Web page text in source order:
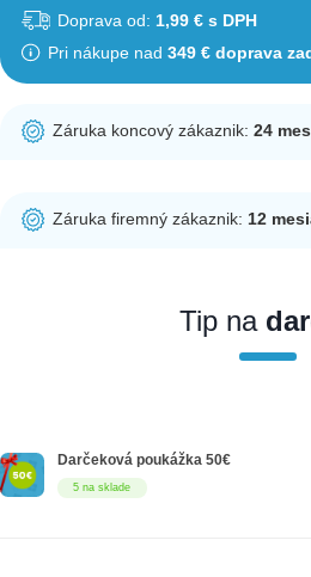
Doprava od: 1,99 € s DPH
Pri nákupe nad 349 € doprava
Záruka koncový zákaznik:24
potrebná registrácia zákazníckeho
Záruka firemný zákaznik:12
nakupovať ako firemný zákazník,
registrovať. Registrácia podlieha
Tip na
5 na sklade
Darčeková poukážka 50€